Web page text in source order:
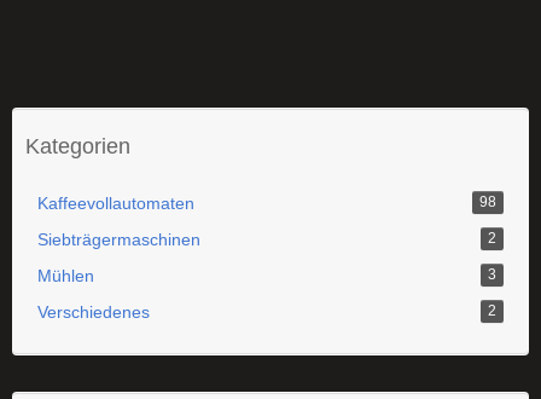
Kategorien
Kaffeevollautomaten 98
Siebträgermaschinen 2
Mühlen 3
Verschiedenes 2